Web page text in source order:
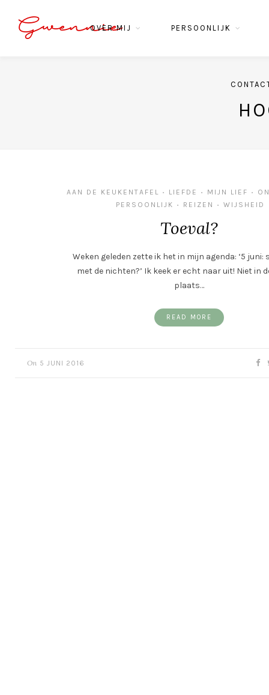
Gwennie
OVER MIJ PERSOONLIJK
AAN DE KEUKENTAFEL • LIEFDE • MIJN LIEF •
PERSOONLIJK
• REIZEN • WIJSHEID
Toeval?
Weken geleden zette ik het in mijn agenda: ‘5 juni:
met de nichten?’ Ik keek er echt naar uit! Niet in
plaats…
READ MORE
On 5 JUNI 2016